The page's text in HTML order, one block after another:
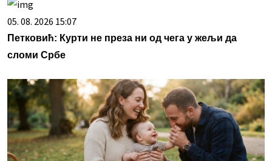
05. 08. 2026 15:07
Петковић: Курти не преза ни од чега у жељи да
сломи Србе